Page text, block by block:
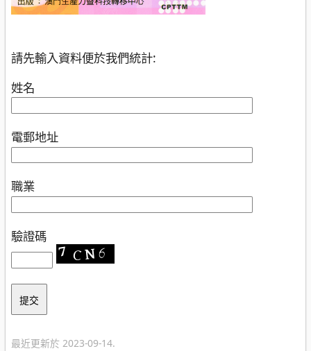
請先輸入資料便於我們統計:
姓名
電郵地址
職業
驗證碼
最近更新於 2023-09-14.